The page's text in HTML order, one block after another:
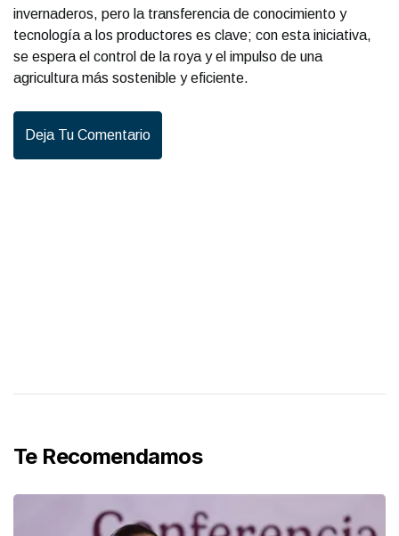
invernaderos, pero la transferencia de conocimiento y
tecnología a los productores es clave; con esta iniciativa,
se espera el control de la roya y el impulso de una
agricultura más sostenible y eficiente.
Deja Tu Comentario
Te Recomendamos